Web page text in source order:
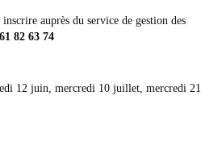
auprès du service de gestion des
82 63 74
12 juin, mercredi 10 juillet, mercredi 21